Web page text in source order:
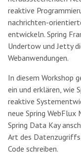
reaktive
nachrichten-
entwickeln. Spring
Undertow und Jetty
Webanwendungen.
In diesem Workshop
ein und erklären, wie
reaktive
neue Spring
Spring Data Kay
Art des
Code schreiben.